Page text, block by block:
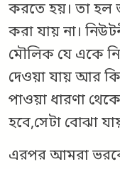
করতে হয়। তা হল
করা যায় না।
মৌলিক যে একে
দেওয়া যায় আর
পাওয়া ধারণা
হবে,সেটা বোঝা
এরপর আমরা